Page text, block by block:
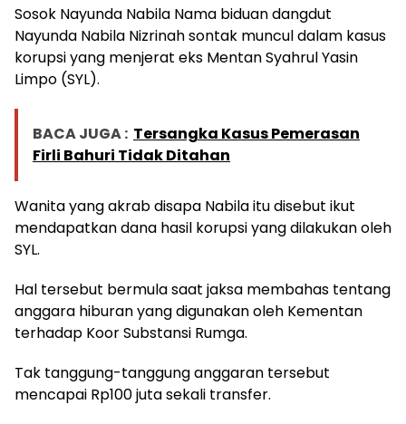
Sosok Nayunda Nabila Nama biduan dangdut
Nayunda Nabila Nizrinah sontak muncul dalam kasus
korupsi yang menjerat eks Mentan Syahrul Yasin
Limpo (SYL).
BACA JUGA : Tersangka Kasus Pemerasan
Firli Bahuri Tidak Ditahan
Wanita yang akrab disapa Nabila itu disebut ikut
mendapatkan dana hasil korupsi yang dilakukan oleh
SYL.
Hal tersebut bermula saat jaksa membahas tentang
anggara hiburan yang digunakan oleh Kementan
terhadap Koor Substansi Rumga.
Tak tanggung-tanggung anggaran tersebut
mencapai Rp100 juta sekali transfer.